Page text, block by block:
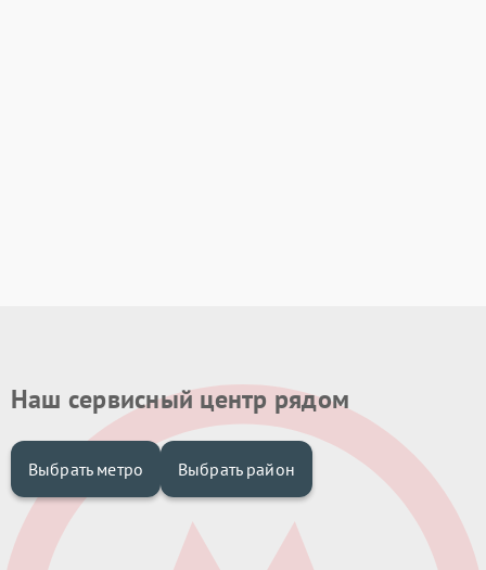
Наш сервисный центр рядом
Выбрать метро Выбрать район